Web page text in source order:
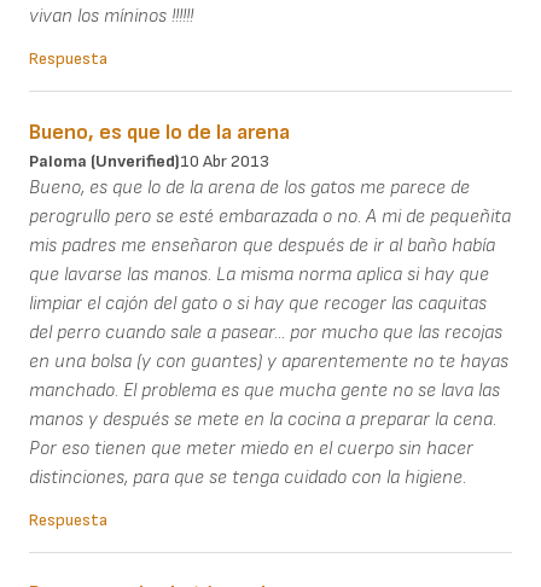
vivan los míninos !!!!!!
Respuesta
Bueno, es que lo de la arena
Paloma (unverified)10 Abr 2013
Bueno, es que lo de la arena de los gatos me parece de
perogrullo pero se esté embarazada o no. A mi de pequeñita
mis padres me enseñaron que después de ir al baño había
que lavarse las manos. La misma norma aplica si hay que
limpiar el cajón del gato o si hay que recoger las caquitas
del perro cuando sale a pasear... por mucho que las recojas
en una bolsa (y con guantes) y aparentemente no te hayas
manchado. El problema es que mucha gente no se lava las
manos y después se mete en la cocina a preparar la cena.
Por eso tienen que meter miedo en el cuerpo sin hacer
distinciones, para que se tenga cuidado con la higiene.
Respuesta